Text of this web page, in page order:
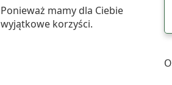
Ponieważ mamy dla Ciebie
wyjątkowe korzyści.